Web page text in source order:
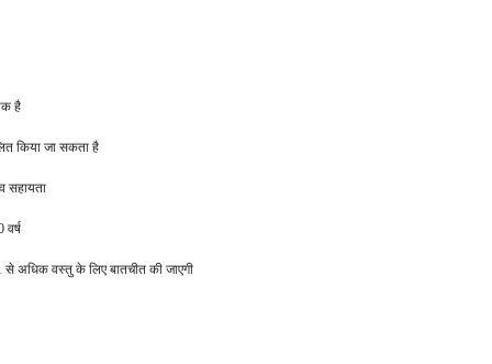
है
किया जा सकता है
सहायता
से अधिक वस्तु के लिए बातचीत की जाएगी